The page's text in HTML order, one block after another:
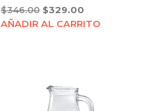
$346.00 Original
price
$329.00Current
price
AÑADIR AL CARRITO